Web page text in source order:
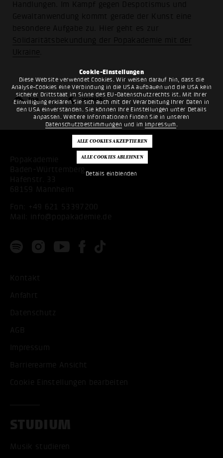
Cookie-Einstellungen
Diese Website verwendet Cookies. Wir weisen darauf hin, dass die
Analyse-Cookies eine Verbindung in die USA aufbauen und die USA kein
sicherer Drittstaat im Sinne des EU-Datenschutzrechts ist. Mit Ihrer
Einwilligung erklären Sie sich auch mit der Verarbeitung Ihrer Daten in
den USA einverstanden. Sie können Ihre Einstellungen unter Details
anpassen. Weitere Informationen finden Sie in unseren
Datenschutzbestimmungen und im Impressum .
Details einblenden
Handlungen. Im Kampf gegen Despotismus und
Gewaltanwendung kommt gerade der Kunst eine
besondere Aufgabe zu. Hier geht es zur
Solidaritätsbekundung der Popakademie mit der
Ukraine
top zurück
Popakademie
Baden-Württemberg
Hafenstr. 33
68159 Mannheim
Fon:
+49 621 53397200
Mail:
info@popakademie.de
Kontakt
Anfahrt
Datenschutz
AGB
Impressum
Barrierearme Ansicht
Cookie Einstellungen bearbeiten
STUDIUM
Musik studieren